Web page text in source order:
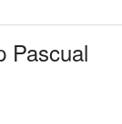
Pascual